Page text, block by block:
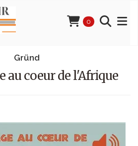
0
Gründ
au coeur de l'Afrique